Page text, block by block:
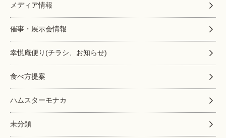
メディア情報
催事・展示会情報
幸悦庵便り(チラシ、お知らせ)
食べ方提案
ハムスターモナカ
未分類